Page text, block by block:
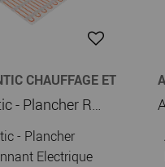
CHAUFFAGE ET
Atlantic - Plancher Rayonnant Electrique Soleka salle de bain 150W/m2 2,5m2 325W (120263)
- Plancher
Electrique